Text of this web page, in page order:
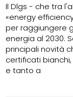
Il Dlgs - che tra
«energy
per raggiungere
energia al 2030.
principali novità
certificati
e tanto a